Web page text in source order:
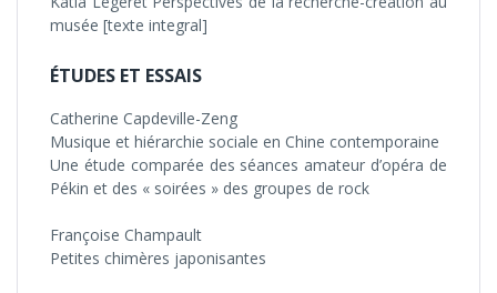
musée [texte integral]
ÉTUDES ET ESSAIS
Catherine Capdeville-Zeng
Musique et hiérarchie sociale en Chine contemporaine
Une étude comparée des séances amateur d’opéra de
Pékin et des « soirées » des groupes de rock
Françoise Champault
Petites chimères japonisantes